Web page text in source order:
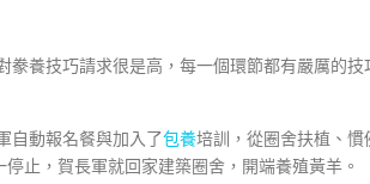
養技巧請求很是高，每一個環節都有嚴厲的技
自動報名餐與加入了包養培訓，從圈舍扶植、慣
止，賀長軍就回家建築圈舍，開端養殖黃羊。